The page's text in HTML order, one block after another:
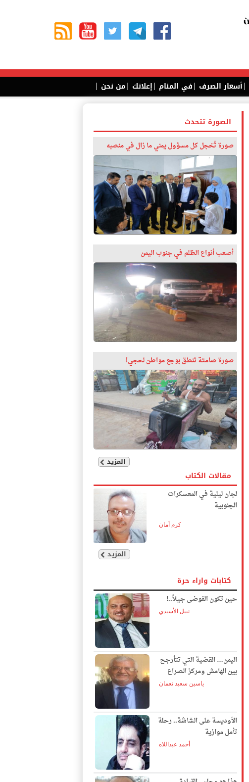
|أسعار الصرف |في المنام |إعلانك |من نحن |
الصورة تتحدث
صورة تُخجل كل مسؤول يمني ما زال في منصبه
أصعب أنواع الظلم في جنوب اليمن
صورة صامتة تنطق بوجع مواطن لحجي!
المزيد
مقالات الكتاب
لجان ليلية في المعسكرات
الجنوبية
كرم أمان
المزيد
كتابات واراء حرة
حين تكون الفوضى جيلاً..!
نبيل الأسيدي
اليمن… القضية التي تتأرجح
بين الهامش ومركز الصراع
ياسين سعيد نعمان
الأوديسة على الشاشة.. رحلة
تأمل موازية
أحمد عبداللاه